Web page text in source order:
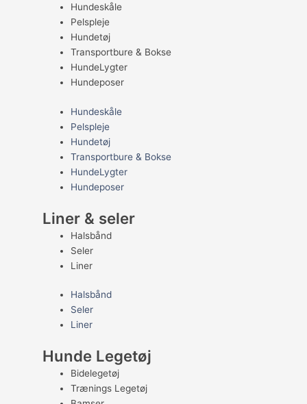
Hundeskåle
Pelspleje
Hundetøj
Transportbure & Bokse
HundeLygter
Hundeposer
Hundeskåle
Pelspleje
Hundetøj
Transportbure & Bokse
HundeLygter
Hundeposer
Liner & seler
Halsbånd
Seler
Liner
Halsbånd
Seler
Liner
Hunde Legetøj
Bidelegetøj
Trænings Legetøj